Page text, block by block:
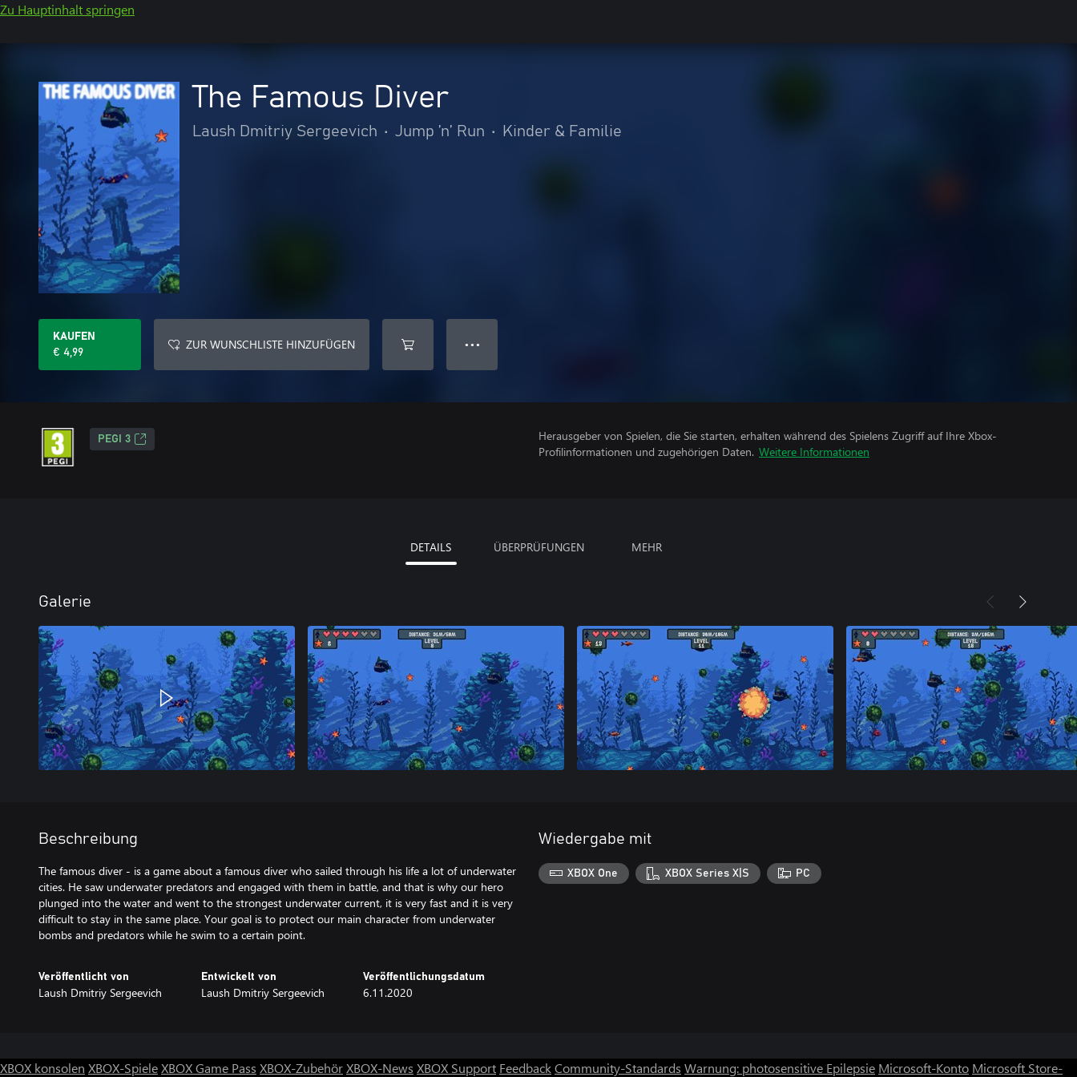
Zu Hauptinhalt springen
The Famous Diver
Laush Dmitriy Sergeevich • Jump ’n’ Run • Kinder & Familie
KAUFEN
€ 4,99
ZUR WUNSCHLISTE HINZUFÜGEN ● ● ●
PEGI 3
Herausgeber von Spielen, die Sie starten, erhalten während des Spielens Zugriff auf Ihre Xbox-
Profilinformationen und zugehörigen Daten. Weitere Informationen
DETAILS ÜBERPRÜFUNGEN MEHR
Galerie
Beschreibung
The famous diver - is a game about a famous diver who sailed through his life a lot of underwater
cities. He saw underwater predators and engaged with them in battle, and that is why our hero
plunged into the water and went to the strongest underwater current, it is very fast and it is very
difficult to stay in the same place. Your goal is to protect our main character from underwater
bombs and predators while he swim to a certain point.
Veröffentlicht von
Laush Dmitriy Sergeevich
Entwickelt von
Laush Dmitriy Sergeevich
Veröffentlichungsdatum
6.11.2020
Wiedergabe mit
XBOX One XBOX Series X|S PC
XBOX konsolen XBOX-SpieleXBOX Game Pass XBOX-ZubehörXBOX-News XBOX Support FeedbackCommunity-Standards Warnung: photosensitive Epilepsie Microsoft-Konto Microsoft Store-